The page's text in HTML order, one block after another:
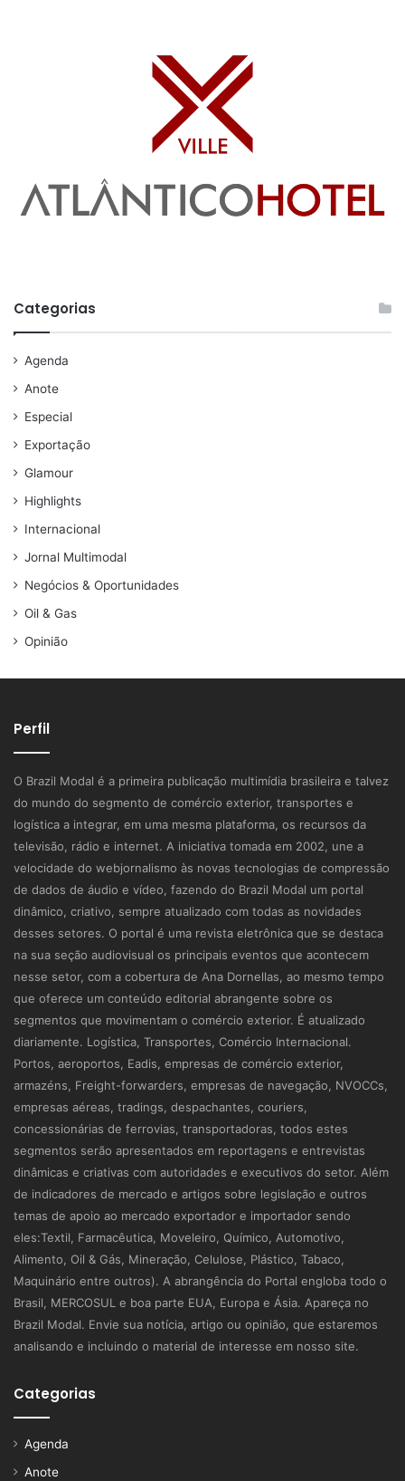
Categorias
Agenda
Anote
Especial
Exportação
Glamour
Highlights
Internacional
Jornal Multimodal
Negócios & Oportunidades
Oil & Gas
Opinião
Perfil
O Brazil Modal é a primeira publicação multimídia brasileira e talvez
do mundo do segmento de comércio exterior, transportes e
logística a integrar, em uma mesma plataforma, os recursos da
televisão, rádio e internet. A iniciativa tomada em 2002, une a
velocidade do webjornalismo às novas tecnologias de compressão
de dados de áudio e vídeo, fazendo do Brazil Modal um portal
dinâmico, criativo, sempre atualizado com todas as novidades
desses setores. O portal é uma revista eletrônica que se destaca
na sua seção audiovisual os principais eventos que acontecem
nesse setor, com a cobertura de Ana Dornellas, ao mesmo tempo
que oferece um conteúdo editorial abrangente sobre os
segmentos que movimentam o comércio exterior. É atualizado
diariamente. Logística, Transportes, Comércio Internacional.
Portos, aeroportos, Eadis, empresas de comércio exterior,
armazéns, Freight-forwarders, empresas de navegação, NVOCCs,
empresas aéreas, tradings, despachantes, couriers,
concessionárias de ferrovias, transportadoras, todos estes
segmentos serão apresentados em reportagens e entrevistas
dinâmicas e criativas com autoridades e executivos do setor. Além
de indicadores de mercado e artigos sobre legislação e outros
temas de apoio ao mercado exportador e importador sendo
eles:Textil, Farmacêutica, Moveleiro, Químico, Automotivo,
Alimento, Oil & Gás, Mineração, Celulose, Plástico, Tabaco,
Maquinário entre outros). A abrangência do Portal engloba todo o
Brasil, MERCOSUL e boa parte EUA, Europa e Ásia. Apareça no
Brazil Modal. Envie sua notícia, artigo ou opinião, que estaremos
analisando e incluindo o material de interesse em nosso site.
Categorias
Agenda
Anote